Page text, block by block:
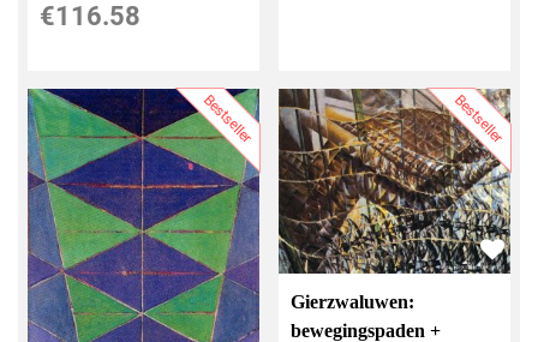
€116.58
Bestseller Bestseller
Gierzwaluwen:
bewegingspaden +